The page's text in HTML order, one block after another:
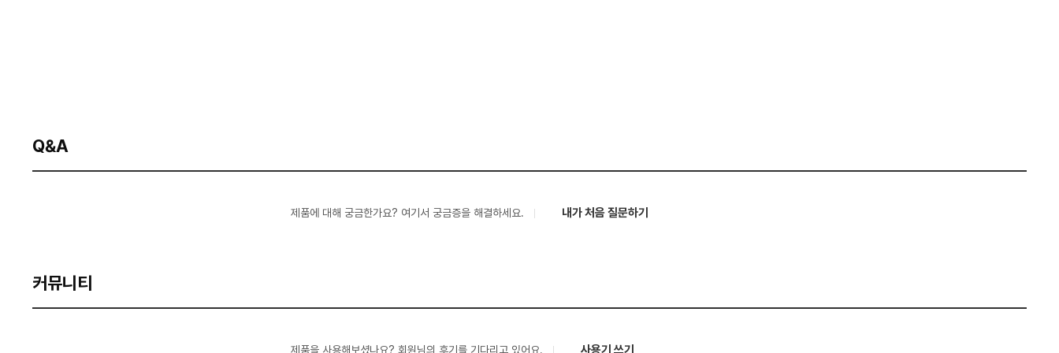
Q&A
제품에 대해 궁금한가요? 여기서 궁금증을 해결하세요. 내가 처음 질문하기
커뮤니티
제품을 사용해보셨나요? 회원님의 후기를 기다리고 있어요. 사용기 쓰기